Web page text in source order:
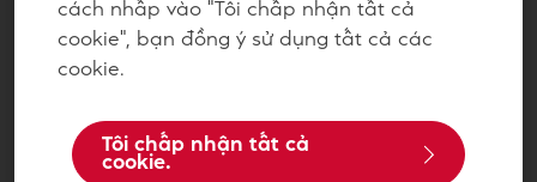
cách nhấp vào "Tôi chấp nhận tất cả
cookie", bạn đồng ý sử dụng tất cả các
cookie.
Tôi chấp nhận tất cả
cookie.